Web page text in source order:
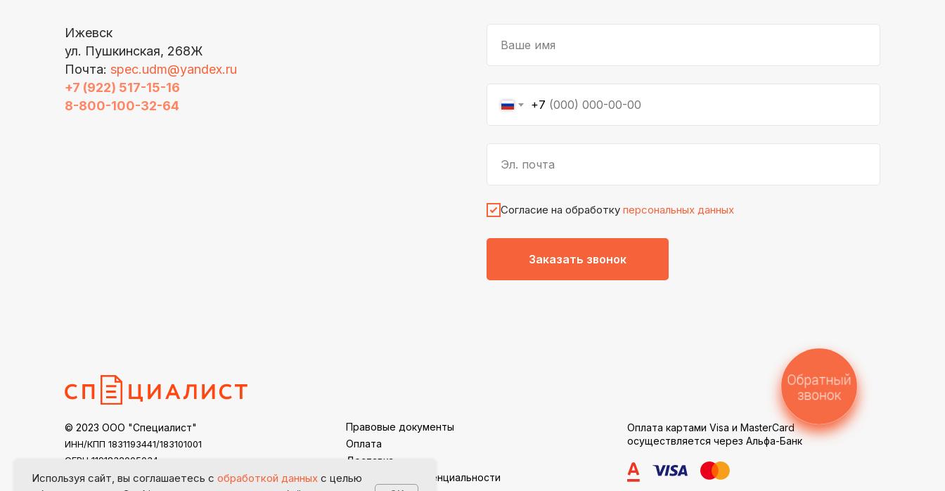
Ижевск
ул. Пушкинская, 268Ж
Почта: spec.udm@yandex.ru
+7 (922) 517-15-16
8-800-100-32-64
Ваше имя
+7
Эл. почта
Согласие на обработку персональных данных
Заказать звонок
Оплата картами Visa и MasterCard
осуществляется через Альфа-Банк
© 2023 ООО "Специалист"
ИНН/КПП 1831193441/183101001
ОГРН 1191832005034
Оплата
Политика конфиденциальности
Правовые документы
Доставка
specialist18@mail.ru
Используя сайт, вы соглашаетесь с обработкой данных с целью
Обратный
звонок